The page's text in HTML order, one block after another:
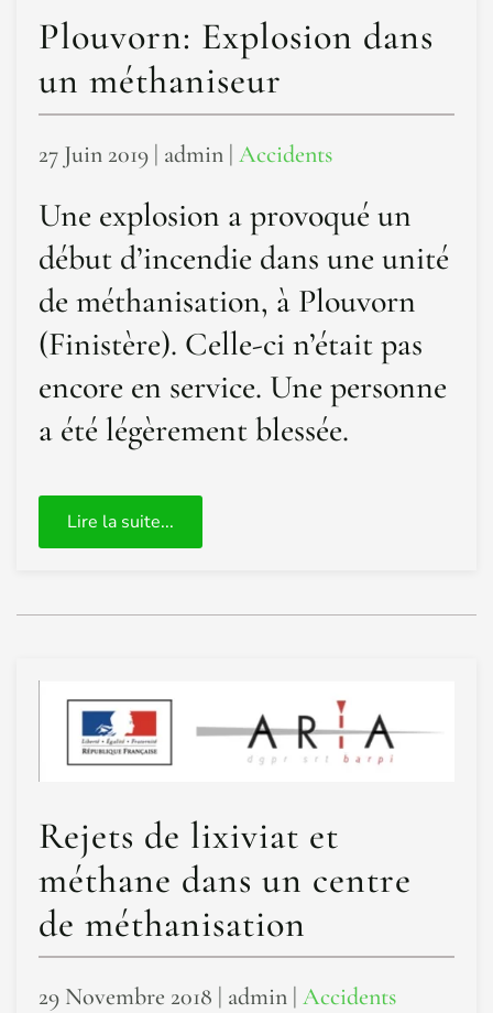
Plouvorn: Explosion dans
un méthaniseur
27 Juin 2019 | admin | Accidents
Une explosion a provoqué un
début d’incendie dans une unité
de méthanisation, à Plouvorn
(Finistère). Celle-ci n’était pas
encore en service. Une personne
a été légèrement blessée.
Lire la suite...
Rejets de lixiviat et
méthane dans un centre
de méthanisation
29 Novembre 2018 | admin | Accidents